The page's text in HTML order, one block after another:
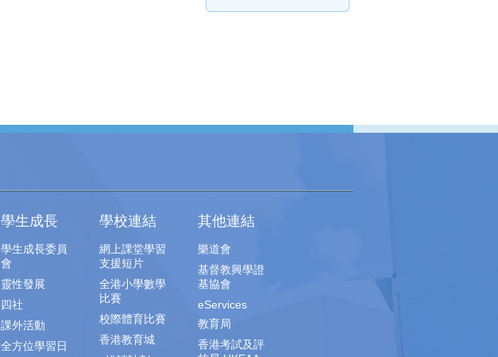
學生成長
學生成長委員
會
靈性發展
四社
課外活動
全方位學習日
學校連結
網上課堂學習
支援短片
全港小學數學
比賽
校際體育比賽
香港教育城
其他連結
樂道會
基督教興學證
基協會
eServices
教育局
香港考試及評